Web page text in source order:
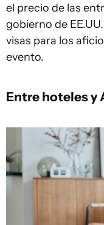
el precio de las
gobierno de
visas para los
evento.
Entre hoteles y